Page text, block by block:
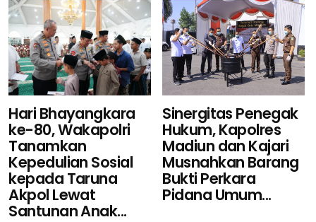
Hari Bhayangkara
ke-80, Wakapolri
Tanamkan
Kepedulian Sosial
kepada Taruna
Akpol Lewat
Santunan Anak...
Sinergitas Penegak
Hukum, Kapolres
Madiun dan Kajari
Musnahkan Barang
Bukti Perkara
Pidana Umum...